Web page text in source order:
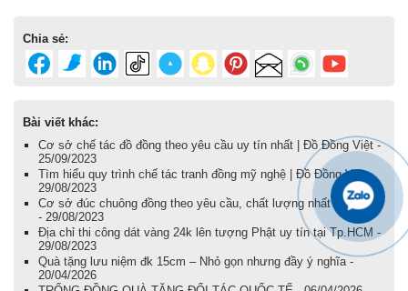
Chia sẻ:
Bài viết khác:
Cơ sở chế tác đồ đồng theo yêu cầu uy tín nhất | Đồ Đồng Việt -
25/09/2023
Tìm hiểu quy trình chế tác tranh đồng mỹ nghệ | Đồ Đồng Việt -
29/08/2023
Cơ sở đúc chuông đồng theo yêu cầu, chất lượng nhất hiện nay
- 29/08/2023
Địa chỉ thi công dát vàng 24k lên tượng Phật uy tín tại Tp.HCM -
29/08/2023
Quà tặng lưu niệm đk 15cm – Nhỏ gọn nhưng đầy ý nghĩa -
20/04/2026